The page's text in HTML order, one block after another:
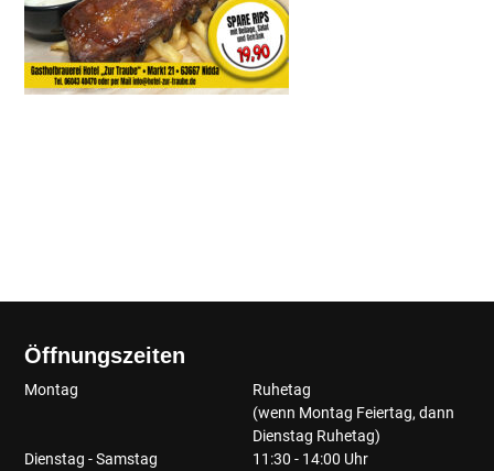
Öffnungszeiten
Montag
Ruhetag
(wenn Montag Feiertag, dann
Dienstag Ruhetag)
Dienstag - Samstag
11:30 - 14:00 Uhr